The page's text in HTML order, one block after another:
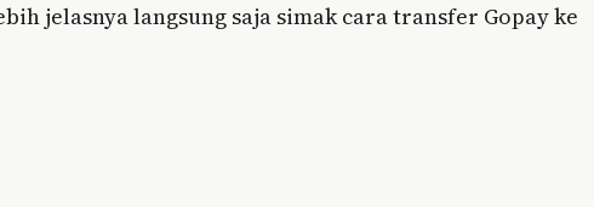
jelasnya langsung saja simak cara transfer Gopay ke